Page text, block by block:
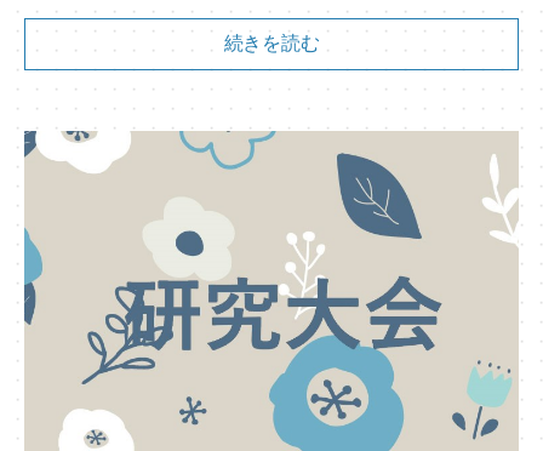
続きを読む